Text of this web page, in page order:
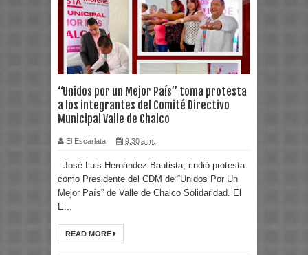
“Unidos por un Mejor País” toma protesta
a los integrantes del Comité Directivo
Municipal Valle de Chalco
El Escarlata 9:30 a.m.
José Luis Hernández Bautista, rindió protesta
como Presidente del CDM de “Unidos Por Un
Mejor País” de Valle de Chalco Solidaridad. El
E...
READ MORE